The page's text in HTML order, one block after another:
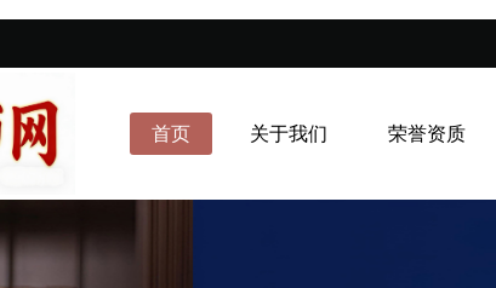
首页 关于我们 荣誉资质